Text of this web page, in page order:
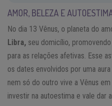
AMOR, BELEZA E
No dia 13 Vênus, o planeta do
Libra, seu domicílio,
para as relações afetivas. Esse
os dates envolvidos por uma
nem só do outro vive a Vênus
investir na autoestima e vale dar